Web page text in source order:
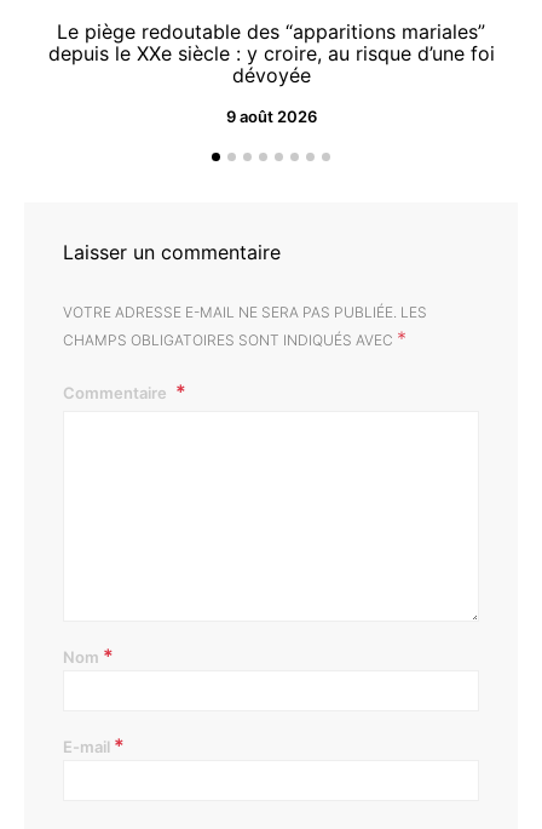
Le piège redoutable des “apparitions mariales”
depuis le XXe siècle : y croire, au risque d’une foi
dévoyée
9 août 2026
Laisser un commentaire
VOTRE ADRESSE E-MAIL NE SERA PAS PUBLIÉE. LES
CHAMPS OBLIGATOIRES SONT INDIQUÉS AVEC *
Commentaire
Nom *
E-mail *